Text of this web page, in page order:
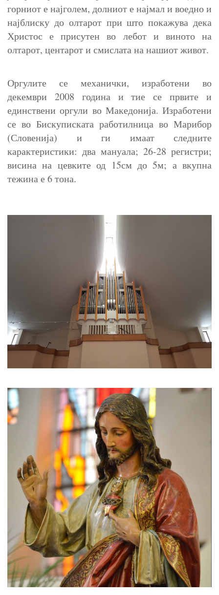
горниот е најголем, долниот е најмал и воедно и
најблиску до олтарот при што покажува дека
Христос е присутен во лебот и виното на
олтарот, центарот и смислата на нашиот живот.
Оргулите се механички, изработени во
декември 2008 година и тие се првите и
единствени оргули во Македонија. Изработени
се во Бискуписката работилница во Марибор
(Словенија) и ги имаат следните
карактеристики: два мануала; 26-28 регистри;
висина на цевките од 15см до 5м; а вкупна
тежина е 6 тона.